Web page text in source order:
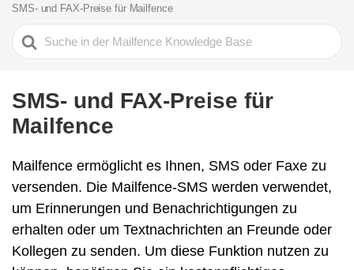
SMS- und FAX-Preise für Mailfence
Search
For
SMS- und FAX-Preise für
Mailfence
Mailfence ermöglicht es Ihnen, SMS oder Faxe zu
versenden. Die Mailfence-SMS werden verwendet,
um Erinnerungen und Benachrichtigungen zu
erhalten oder um Textnachrichten an Freunde oder
Kollegen zu senden. Um diese Funktion nutzen zu